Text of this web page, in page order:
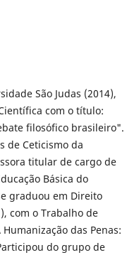
São Judas (2014),
com o título:
filosófico brasileiro".
de Ceticismo da
titular de cargo de
Básica do
graduou em Direito
com o Trabalho de
das Penas:
do grupo de